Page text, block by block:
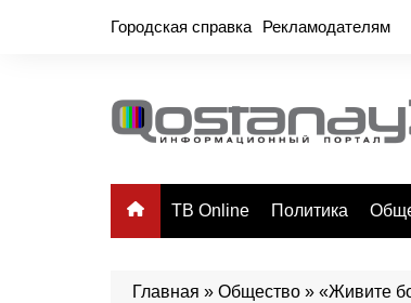
Городская справка Рекламодателям
ТВ Online Политика
Главная » Общество » «Живите